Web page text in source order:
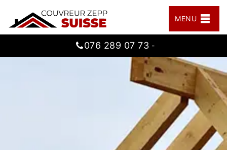
MENU
076 289 07 73 -